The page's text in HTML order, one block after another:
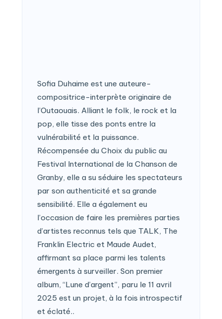
Sofia Duhaime est une auteure-
compositrice-interprète originaire de
l’Outaouais. Alliant le folk, le rock et la
pop, elle tisse des ponts entre la
vulnérabilité et la puissance.
Récompensée du Choix du public au
Festival International de la Chanson de
Granby, elle a su séduire les spectateurs
par son authenticité et sa grande
sensibilité. Elle a également eu
l’occasion de faire les premières parties
d’artistes reconnus tels que TALK, The
Franklin Electric et Maude Audet,
affirmant sa place parmi les talents
émergents à surveiller. Son premier
album, “Lune d’argent”, paru le 11 avril
2025 est un projet, à la fois introspectif
et éclaté..